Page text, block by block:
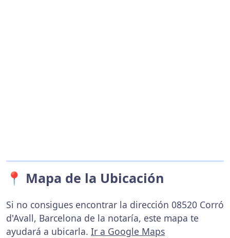
📍 Mapa de la Ubicación
Si no consigues encontrar la dirección 08520 Corró
d'Avall, Barcelona de la notaría, este mapa te
ayudará a ubicarla. Ir a Google Maps